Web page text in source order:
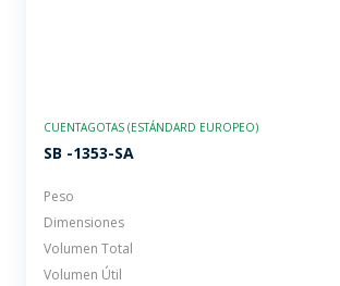
CUENTAGOTAS (ESTÁNDARD EUROPEO)
SB -1353-SA
Peso
Dimensiones
Volumen Total
Volumen Útil